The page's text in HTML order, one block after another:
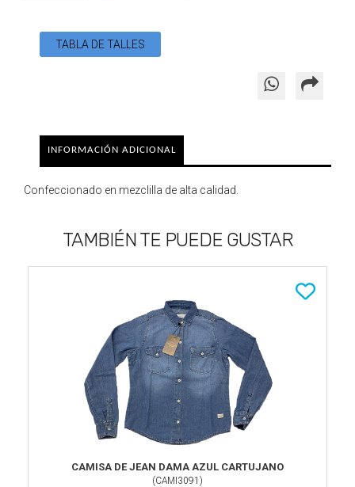
TABLA DE TALLES
INFORMACIÓN ADICIONAL
Confeccionado en mezclilla de alta calidad.
TAMBIÉN TE PUEDE GUSTAR
CAMISA DE JEAN DAMA AZUL CARTUJANO
(CAMI3091 )